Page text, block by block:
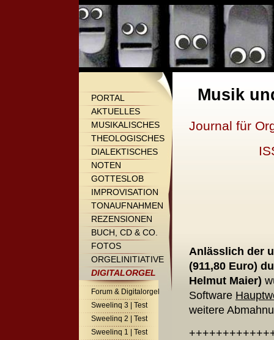
Musik
PORTAL
AKTUELLES
MUSIKALISCHES
THEOLOGISCHES
DIALEKTISCHES
NOTEN
GOTTESLOB
IMPROVISATION
TONAUFNAHMEN
REZENSIONEN
BUCH, CD & CO.
FOTOS
ORGELINITIATIVE
DIGITALORGEL
Forum & Digitalorgel
Sweelinq 3 | Test
Sweelinq 2 | Test
Sweelinq 1 | Test
Journal für
Anlässlich der
(911,80 Euro)
Helmut Maier)
Software
weitere